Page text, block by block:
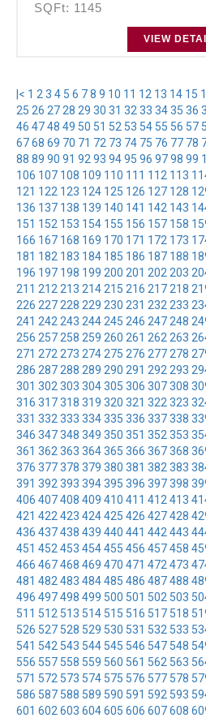
SQFt: 1145
VIEW
|< 1 2 3 4 5 6 78 9 10 11 12 13 14 15
25 26 27 28 29 30 31 32 33 3435 36
46 4748 49 50 51 52 53 54 55 56 57
6768 69 70 71 72 73 74 75 76 77 78
88 89 90 91 92 93 9495 96 9798 99
106 107 108 109 110 111 112 113
121 122 123 124 125 126 127 128
136 137 138 139 140 141 142 143
151 152 153 154 155 156 157 158
166 167 168 169 170 171 172 173
181 182 183 184 185 186 187 188
196 197 198 199 200 201 202 203
211 212 213 214 215 216 217 218
226 227 228 229 230 231 232 233
241 242 243 244 245 246 247 248
256 257 258 259 260 261 262 263
271 272 273 274 275 276 277 278
286 287 288 289 290 291 292 293
301 302 303 304305 306 307308
316 317318 319 320 321 322 323
331 332 333 334335 336 337338
346 347348 349 350 351 352 353
361 362 363 364365 366 367368
376 377378 379 380 381 382 383
391 392 393 394395 396 397398
406 407408 409 410 411 412 413
421 422 423 424425 426 427428
436 437438 439 440 441 442 443
451 452 453 454455 456 457458
466 467468 469 470 471 472 473
481 482 483 484485 486 487488
496 497498 499 500 501 502 503
511 512 513 514 515 516 517 518
526 527 528 529 530 531 532 533
541 542 543 544 545 546 547 548
556 557 558 559 560 561 562 563
571 572 573 574 575 576 577 578
586 587 588 589 590 591 592 593
601 602 603 604605 606 607608